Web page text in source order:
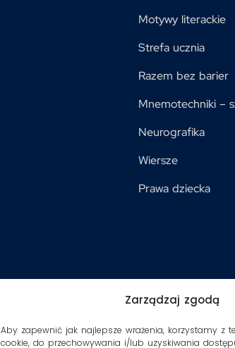
Zarządzaj zgodą
Aby zapewnić jak najlepsze wrażenia, korzystamy z
cookie, do przechowywania i/lub uzyskiwania
Motywy literackie
Strefa ucznia
Razem bez barier
Mnemotechniki –
Neurografika
Wiersze
Prawa dziecka